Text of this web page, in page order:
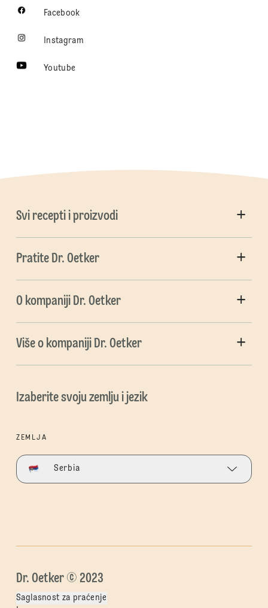
Facebook
Instagram
Youtube
Svi recepti i proizvodi
Pratite Dr. Oetker
O kompaniji Dr. Oetker
Više o kompaniji Dr. Oetker
Izaberite svoju zemlju i jezik
ZEMLJA
Serbia
Dr. Oetker © 2023
Saglasnost za praćenje